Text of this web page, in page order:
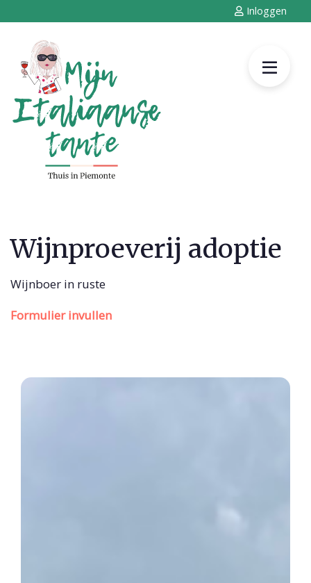
Inloggen
Wijnproeverij adoptie
Wijnboer in ruste
Formulier invullen